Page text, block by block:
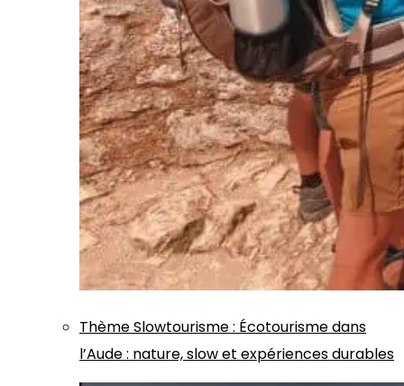
ThèmeSlowtourisme: Écotourisme dans
l’Aude : nature, slow et expériences durables